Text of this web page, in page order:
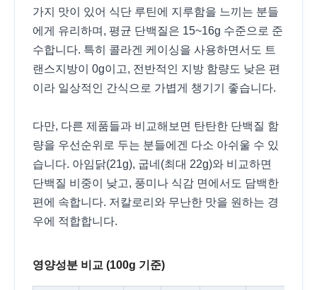
가지 맛이 있어 식단 루틴에 지루함을 느끼는 분들
에게 유리하며, 평균 단백질은 15~16g 수준으로 준
수합니다. 특히 콜라겐 케이싱을 사용하면서도 트
랜스지방이 0g이고, 전반적인 지방 함량도 낮은 편
이라 일상적인 간식으로 가볍게 챙기기 좋습니다.
다만, 다른 제품들과 비교해보면 탄탄한 단백질 함
량을 우선순위로 두는 분들에겐 다소 아쉬울 수 있
습니다. 아임닭(21g), 굽네(최대 22g)와 비교하면
단백질 비중이 낮고, 풍미나 식감 면에서도 담백한
편에 속합니다. 저칼로리와 무난한 맛을 원하는 경
우에 적합합니다.
영양성분 비교 (100g 기준)